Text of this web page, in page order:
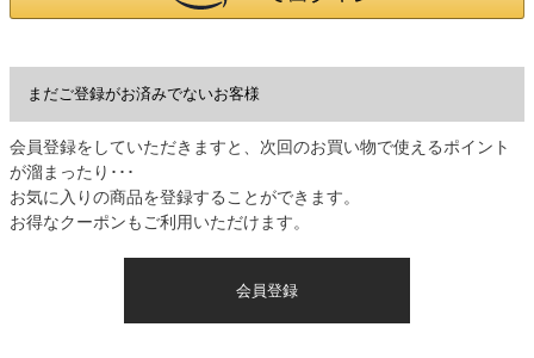
まだご登録がお済みでないお客様
会員登録をしていただきますと、次回のお買い物で使えるポイント
が溜まったり･･･
お気に入りの商品を登録することができます。
お得なクーポンもご利用いただけます。
会員登録